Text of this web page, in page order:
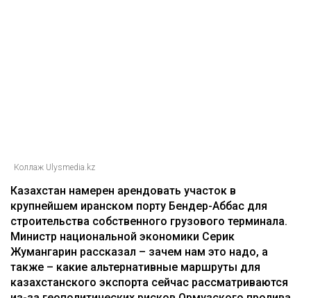
Коллаж Ulysmedia.kz
Казахстан намерен арендовать участок в
крупнейшем иранском порту Бендер-Аббас для
строительства собственного грузового терминала.
Министр национальной экономики Серик
Жумангарин рассказал – зачем нам это надо, а
также – какие альтернативные маршруты для
казахстанского экспорта сейчас рассматриваются